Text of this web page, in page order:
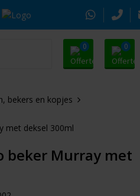
0 0
bekers en kopjes
met deksel 300ml
beker Murray met